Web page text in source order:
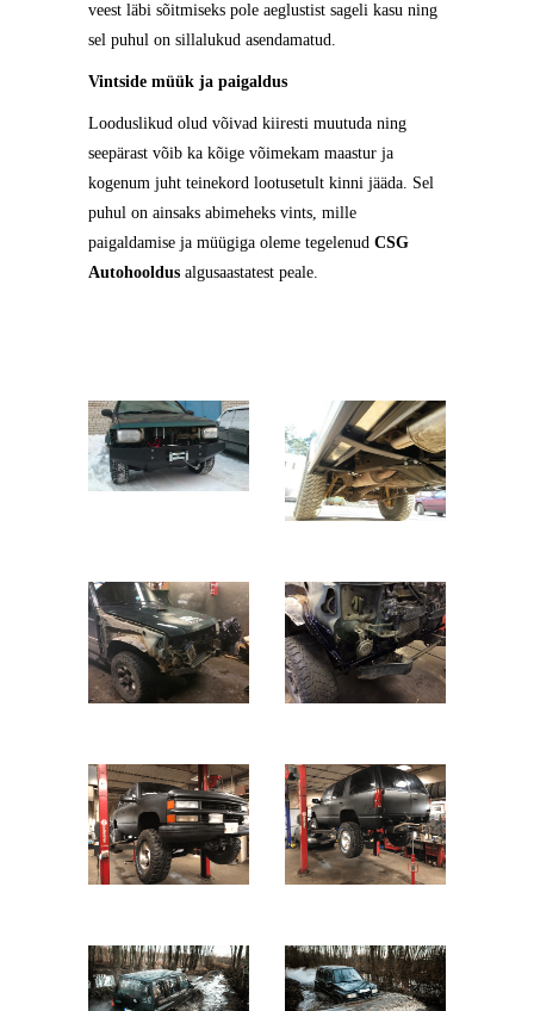
veest läbi sõitmiseks pole aeglustist sageli kasu ning
sel puhul on sillalukud asendamatud.
Vintside müük ja paigaldus
Looduslikud olud võivad kiiresti muutuda ning
seepärast võib ka kõige võimekam maastur ja
kogenum juht teinekord lootusetult kinni jääda. Sel
puhul on ainsaks abimeheks vints, mille
paigaldamise ja müügiga oleme tegelenud CSG
Autohooldus algusaastatest peale.